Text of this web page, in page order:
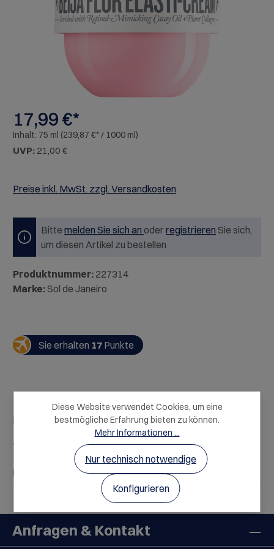
17,99 €*
Inhalt: 75 ml (239,87 €* / 1000 ml)
UVP: 21,00 €
Preise inkl. MwSt. zzgl. Versandkosten
Bitte melden Sie sich an oderregistrieren Sie sich,
um diesen Artikel zu bestellen
Produktnummer: 227314
Marke:Sol de Janeiro
Sie erhalten 17 Punkte
Beschreibung
Auch bei Reisen müssen Sie nicht auf hochwertige
Pflegeprodukte und Kosmetik verzichten! Unsere
praktischen Travel Sizes erf…Mehr
Anfragen & Kontakt
Diese Website verwendet Cookies, um eine
bestmögliche Erfahrung bieten zu können.
Mehr Informationen ...
Nur technisch notwendige
Konfigurieren